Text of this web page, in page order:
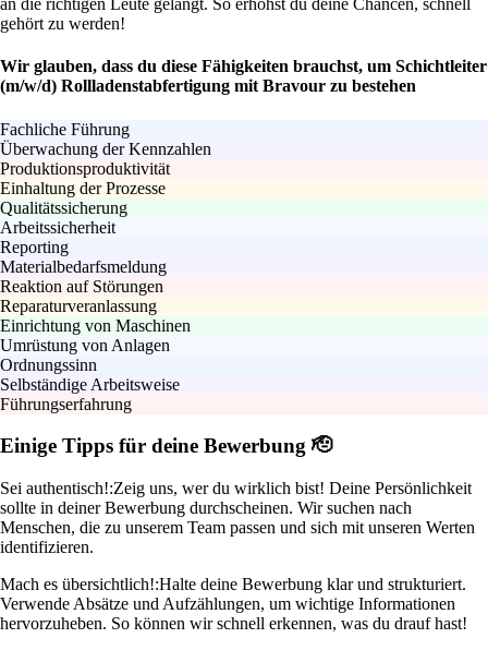
an die richtigen Leute gelangt. So erhöhst du deine Chancen, schnell
gehört zu werden!
Wir glauben, dass du diese Fähigkeiten brauchst, um Schichtleiter
(m/w/d) Rollladenstabfertigung mit Bravour zu bestehen
Fachliche Führung
Überwachung der Kennzahlen
Produktionsproduktivität
Einhaltung der Prozesse
Qualitätssicherung
Arbeitssicherheit
Reporting
Materialbedarfsmeldung
Reaktion auf Störungen
Reparaturveranlassung
Einrichtung von Maschinen
Umrüstung von Anlagen
Ordnungssinn
Selbständige Arbeitsweise
Führungserfahrung
Einige Tipps für deine Bewerbung 🫡
Sei authentisch!:Zeig uns, wer du wirklich bist! Deine Persönlichkeit
sollte in deiner Bewerbung durchscheinen. Wir suchen nach
Menschen, die zu unserem Team passen und sich mit unseren Werten
identifizieren.
Mach es übersichtlich!:Halte deine Bewerbung klar und strukturiert.
Verwende Absätze und Aufzählungen, um wichtige Informationen
hervorzuheben. So können wir schnell erkennen, was du drauf hast!